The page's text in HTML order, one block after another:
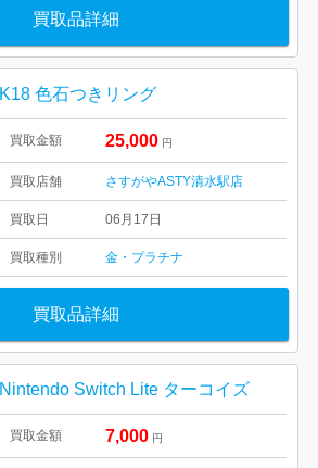
買取品詳細
K18 色石つきリング
買取金額 25,000 円
買取店舗 さすがやASTY清水駅店
買取日 06月17日
買取種別 金・プラチナ
買取品詳細
Nintendo Switch Lite ターコイズ
買取金額 7,000 円